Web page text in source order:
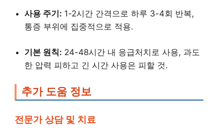
사용 주기: 1-2시간 간격으로 하루 3-4회 반복,
통증 부위에 집중적으로 적용.
기본 원칙: 24-48시간 내 응급처치로 사용, 과도
한 압력 피하고 긴 시간 사용은 피할 것.
추가 도움 정보
전문가 상담 및 치료